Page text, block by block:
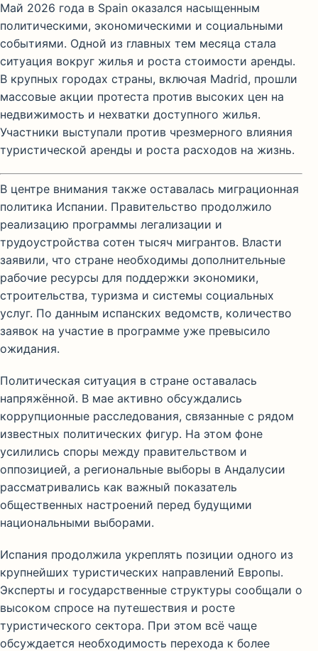
Май 2026 года в Spain оказался насыщенным
политическими, экономическими и социальными
событиями. Одной из главных тем месяца стала
ситуация вокруг жилья и роста стоимости аренды.
В крупных городах страны, включая Madrid, прошли
массовые акции протеста против высоких цен на
недвижимость и нехватки доступного жилья.
Участники выступали против чрезмерного влияния
туристической аренды и роста расходов на жизнь.
В центре внимания также оставалась миграционная
политика Испании. Правительство продолжило
реализацию программы легализации и
трудоустройства сотен тысяч мигрантов. Власти
заявили, что стране необходимы дополнительные
рабочие ресурсы для поддержки экономики,
строительства, туризма и системы социальных
услуг. По данным испанских ведомств, количество
заявок на участие в программе уже превысило
ожидания.
Политическая ситуация в стране оставалась
напряжённой. В мае активно обсуждались
коррупционные расследования, связанные с рядом
известных политических фигур. На этом фоне
усилились споры между правительством и
оппозицией, а региональные выборы в Андалусии
рассматривались как важный показатель
общественных настроений перед будущими
национальными выборами.
Испания продолжила укреплять позиции одного из
крупнейших туристических направлений Европы.
Эксперты и государственные структуры сообщали о
высоком спросе на путешествия и росте
туристического сектора. При этом всё чаще
обсуждается необходимость перехода к более